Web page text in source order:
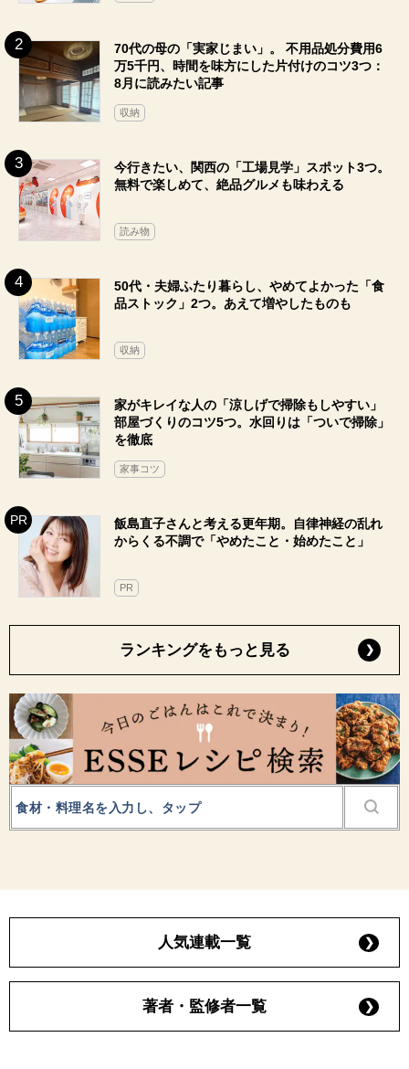
70代の母の「実家じまい」。 不用品処分費用6
万5千円、時間を味方にした片付けのコツ3つ：
8月に読みたい記事
収納
今行きたい、関西の「工場見学」スポット3つ。
無料で楽しめて、絶品グルメも味わえる
読み物
50代・夫婦ふたり暮らし、やめてよかった「食
品ストック」2つ。あえて増やしたものも
収納
家がキレイな人の「涼しげで掃除もしやすい」
部屋づくりのコツ5つ。水回りは「ついで掃除」
を徹底
家事コツ
飯島直子さんと考える更年期。自律神経の乱れ
からくる不調で「やめたこと・始めたこと」
PR
ランキングをもっと見る
人気連載一覧
著者・監修者一覧